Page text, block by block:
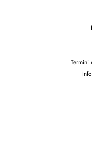
Termini